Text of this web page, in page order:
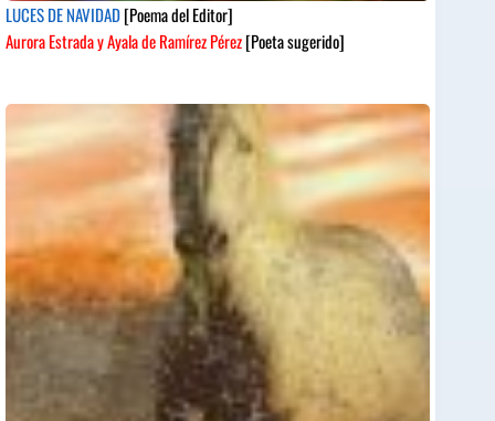
LUCES DE NAVIDAD[Poema del Editor]
Aurora Estrada y Ayala de Ramírez Pérez[Poeta sugerido]